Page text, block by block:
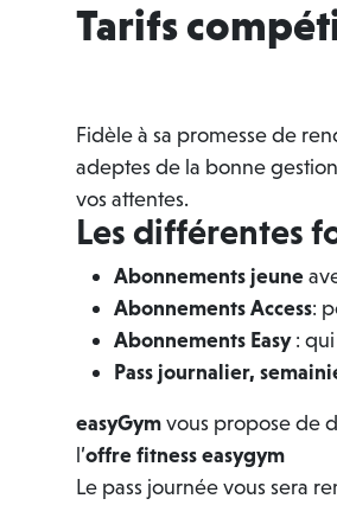
Tarifs
Fidèle à sa promesse de
adeptes de la bonne
vos attentes.
Les différentes
Abonnements jeune
AbonnementsAccess:
Abonnements Easy:
Pass journalier,
easyGymvous propose de
l’offre fitness easygym
Le pass journée vous sera